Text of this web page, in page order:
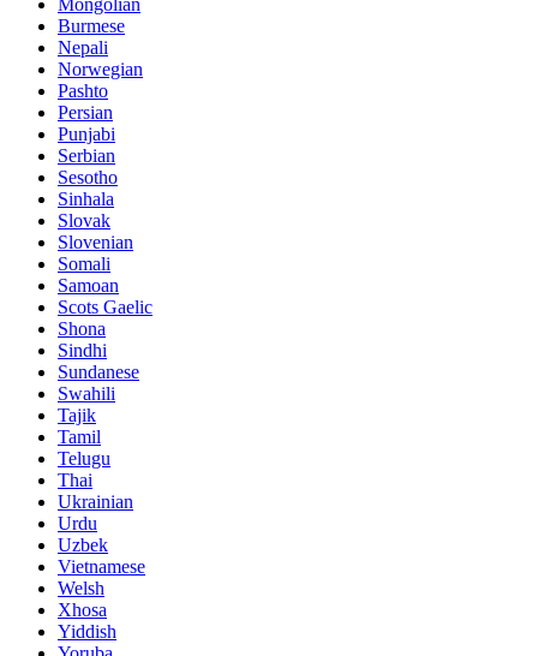
Mongolian
Burmese
Nepali
Norwegian
Pashto
Persian
Punjabi
Serbian
Sesotho
Sinhala
Slovak
Slovenian
Somali
Samoan
Scots Gaelic
Shona
Sindhi
Sundanese
Swahili
Tajik
Tamil
Telugu
Thai
Ukrainian
Urdu
Uzbek
Vietnamese
Welsh
Xhosa
Yiddish